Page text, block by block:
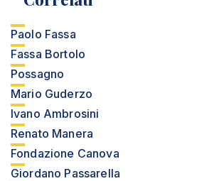
Paolo Fassa
Fassa Bortolo
Possagno
Mario Guderzo
Ivano Ambrosini
Renato Manera
Fondazione Canova
Giordano Passarella